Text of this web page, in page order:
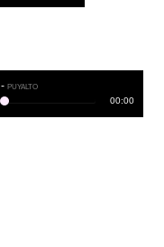
- puyalto
00:00